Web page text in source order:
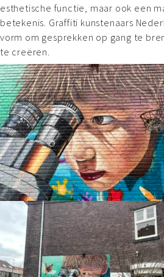
esthetische functie, maar ook een
betekenis. Graffiti kunstenaars
vorm om gesprekken op gang te
te creëren.